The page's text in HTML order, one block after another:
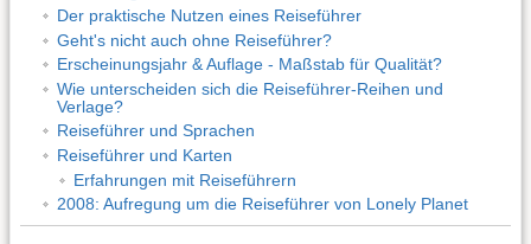
Der praktische Nutzen eines Reiseführer
Geht's nicht auch ohne Reiseführer?
Erscheinungsjahr & Auflage - Maßstab für Qualität?
Wie unterscheiden sich die Reiseführer-Reihen und
Verlage?
Reiseführer und Sprachen
Reiseführer und Karten
Erfahrungen mit Reiseführern
2008: Aufregung um die Reiseführer von Lonely Planet